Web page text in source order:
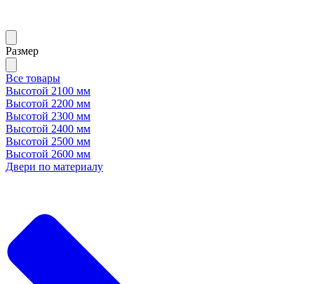
Размер
Все товары
Высотой 2100 мм
Высотой 2200 мм
Высотой 2300 мм
Высотой 2400 мм
Высотой 2500 мм
Высотой 2600 мм
Двери по материалу